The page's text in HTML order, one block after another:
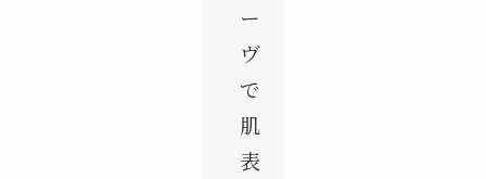
ー
ヴ
で
肌
表